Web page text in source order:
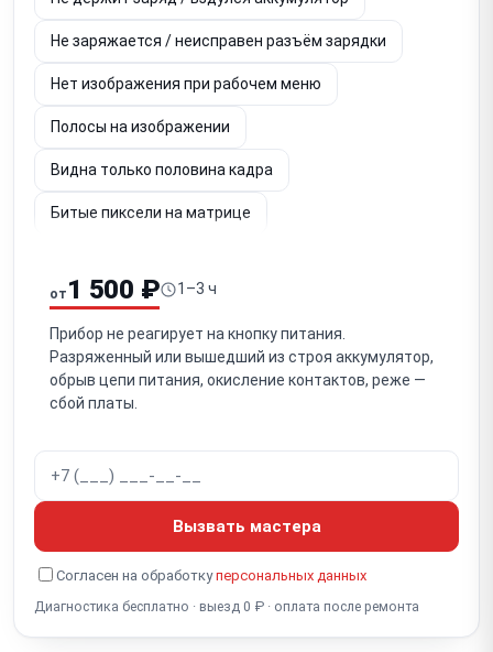
Не заряжается / неисправен разъём зарядки
Нет изображения при рабочем меню
Полосы на изображении
Видна только половина кадра
Битые пиксели на матрице
Не работает энкодер / кнопки управления
Выключается после выстрела
Сбивается пристрелка (уход СТП)
Повреждение объектива (германиевой линзы)
Не работает Wi-Fi / стриминг
Не работает встроенный дальномер
Сломана кнопка / крышка объектива
от 1 500 ₽ 1–3 ч
Прибор не реагирует на кнопку питания.
Разряженный или вышедший из строя аккумулятор,
обрыв цепи питания, окисление контактов, реже —
сбой платы.
Вызвать мастера
Согласен на обработкуперсональных данных
Диагностика бесплатно · выезд 0 ₽ · оплата после ремонта